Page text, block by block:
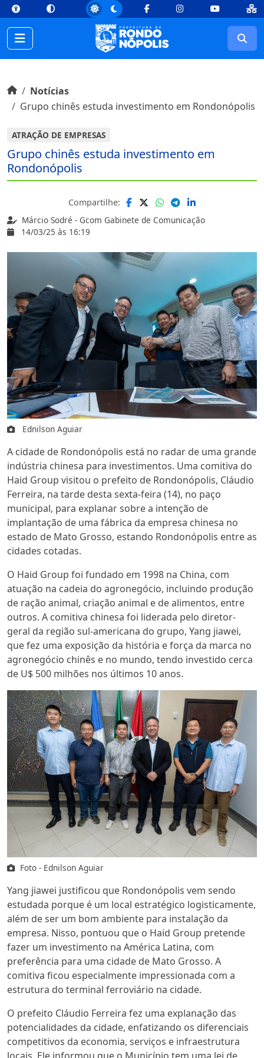
topConteúdo [1] Menu Principal [2] Busca [3] Rodapé [4]
FacebookInstagramYoutube
Início do conteúdo
InícioNotícias
Grupo chinês estuda investimento em Rondonópolis
ATRAÇÃO DE EMPRESAS
Grupo chinês estuda investimento em
Rondonópolis
Márcio Sodré - Gcom Gabinete de Comunicação
14/03/25 às 16:19
Compartilhe:
Ednilson Aguiar
A cidade de Rondonópolis está no radar de uma grande
indústria chinesa para investimentos. Uma comitiva do
Haid Group visitou o prefeito de Rondonópolis, Cláudio
Ferreira, na tarde desta sexta-feira (14), no paço
municipal, para explanar sobre a intenção de
implantação de uma fábrica da empresa chinesa no
estado de Mato Grosso, estando Rondonópolis entre as
cidades cotadas.
O Haid Group foi fundado em 1998 na China, com
atuação na cadeia do agronegócio, incluindo produção
de ração animal, criação animal e de alimentos, entre
outros. A comitiva chinesa foi liderada pelo diretor-
geral da região sul-americana do grupo, Yang jiawei,
que fez uma exposição da história e força da marca no
agronegócio chinês e no mundo, tendo investido cerca
de U$ 500 milhões nos últimos 10 anos.
Foto - Ednilson Aguiar
Yang jiawei justificou que Rondonópolis vem sendo
estudada porque é um local estratégico logisticamente,
além de ser um bom ambiente para instalação da
empresa. Nisso, pontuou que o Haid Group pretende
fazer um investimento na América Latina, com
preferência para uma cidade de Mato Grosso. A
comitiva ficou especialmente impressionada com a
estrutura do terminal ferroviário na cidade.
O prefeito Cláudio Ferreira fez uma explanação das
potencialidades da cidade, enfatizando os diferenciais
competitivos da economia, serviços e infraestrutura